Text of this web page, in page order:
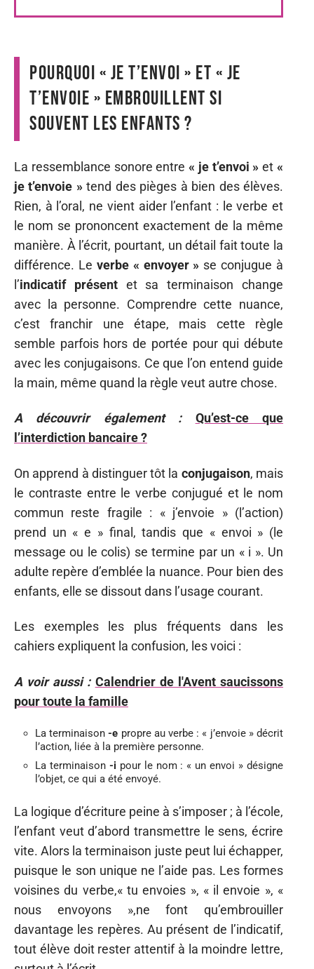
Pourquoi « je t’envoi » et « je
t’envoie » embrouillent si
souvent les enfants ?
La ressemblance sonore entre« je t’envoi » et«
je t’envoie »tend des pièges à bien des élèves.
Rien, à l’oral, ne vient aider l’enfant : le verbe et
le nom se prononcent exactement de la même
manière. À l’écrit, pourtant, un détail fait toute la
différence. Le verbe « envoyer » se conjugue à
l’indicatif présentet sa terminaison change
avec la personne. Comprendre cette nuance,
c’est franchir une étape, mais cette règle
semble parfois hors de portée pour qui débute
avec les conjugaisons. Ce que l’on entend guide
la main, même quand la règle veut autre chose.
A découvrir également :
Qu’est-ce que
l’interdiction bancaire ?
On apprend à distinguer tôt la conjugaison, mais
le contraste entre le verbe conjugué et le nom
commun reste fragile : « j’envoie » (l’action)
prend un « e » final, tandis que « envoi » (le
message ou le colis) se termine par un « i ». Un
adulte repère d’emblée la nuance. Pour bien des
enfants, elle se dissout dans l’usage courant.
Les exemples les plus fréquents dans les
cahiers expliquent la confusion, les voici :
A voir aussi : Calendrier de l'Avent saucissons
pour toute la famille
La terminaison-e propre au verbe : « j’envoie » décrit
l’action, liée à la première personne.
La terminaison -i pour le nom : « un envoi » désigne
l’objet, ce qui a été envoyé.
La logique d’écriture peine à s’imposer ; à l’école,
l’enfant veut d’abord transmettre le sens, écrire
vite. Alors la terminaison juste peut lui échapper,
puisque le son unique ne l’aide pas. Les formes
voisines du verbe,« tu envoies », « il envoie », «
nous envoyons »,ne font qu’embrouiller
davantage les repères. Au présent de l’indicatif,
tout élève doit rester attentif à la moindre lettre,